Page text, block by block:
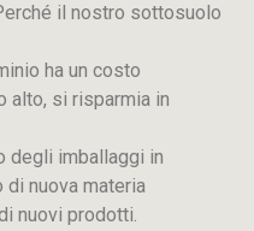
il nostro sottosuolo
ha un costo
alto, si risparmia in
degli imballaggi in
nuova materia
nuovi prodotti.